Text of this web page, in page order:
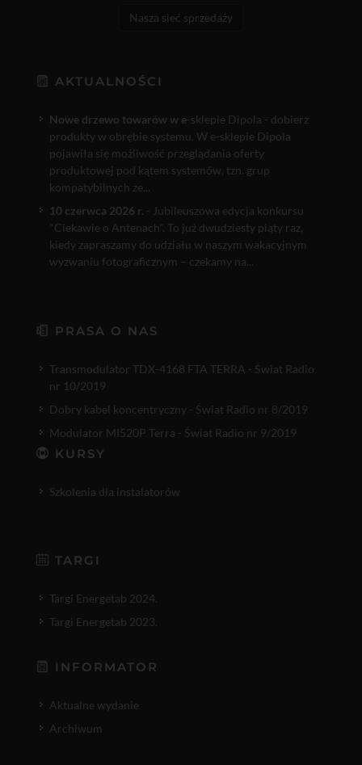
Nasza sieć sprzedaży
AKTUALNOŚCI
Nowe drzewo towarów w e-sklepie Dipola - dobierz
produkty w obrębie systemu. W e-sklepie Dipola
pojawiła się możliwość przeglądania oferty
produktowej pod kątem systemów, tzn. grup
kompatybilnych ze...
10 czerwca 2026 r. - Jubileuszowa edycja konkursu
"Ciekawie o Antenach". To już dwudziesty piąty raz,
kiedy zapraszamy do udziału w naszym wakacyjnym
wyzwaniu fotograficznym – czekamy na...
PRASA O NAS
Transmodulator TDX-4168 FTA TERRA - Świat Radio
nr 10/2019
Dobry kabel koncentryczny - Świat Radio nr 8/2019
Modulator MI520P Terra - Świat Radio nr 9/2019
KURSY
Szkolenia dla instalatorów
TARGI
Targi Energetab 2024.
Targi Energetab 2023.
INFORMATOR
Aktualne wydanie
Archiwum